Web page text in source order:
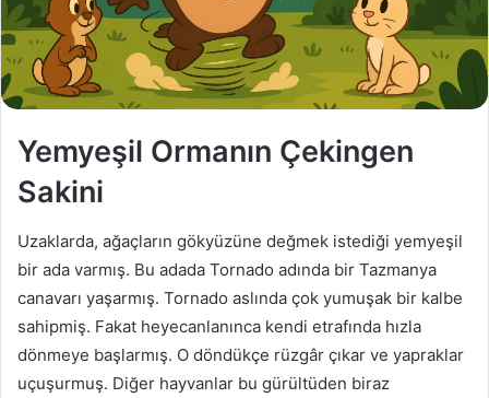
a
g
ö
e
r
k
Yemyeşil Ormanın Çekingen
Sakini
Uzaklarda, ağaçların gökyüzüne değmek istediği yemyeşil
bir ada varmış. Bu adada Tornado adında bir Tazmanya
canavarı yaşarmış. Tornado aslında çok yumuşak bir kalbe
sahipmiş. Fakat heyecanlanınca kendi etrafında hızla
dönmeye başlarmış. O döndükçe rüzgâr çıkar ve yapraklar
uçuşurmuş. Diğer hayvanlar bu gürültüden biraz